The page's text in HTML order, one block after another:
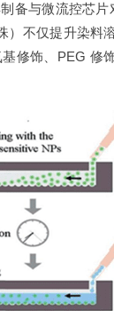
备与微流控芯
不仅提升染
修饰、PEG 修